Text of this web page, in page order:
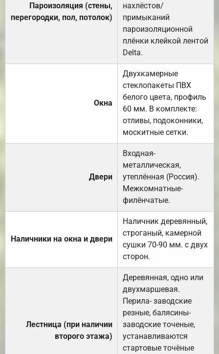
Пароизоляция (стены,
перегородки, пол, потолок)
нахлёстов/
примыканий
пароизоляционной
плёнки клейкой лентой
Delta.
Окна
Двухкамерные
стеклопакеты ПВХ
белого цвета, профиль
60 мм. В комплекте:
отливы, подоконники,
москитные сетки.
Двери
Входная-
металлическая,
утеплённая (Россия).
Межкомнатные-
филёнчатые.
Наличники на окна и двери
Наличник деревянный,
строганый, камерной
сушки 70-90 мм. с двух
сторон.
Лестница (при наличии
второго этажа)
Деревянная, одно или
двухмаршевая.
Перила- заводские
резные, балясины-
заводские точеные,
устанавливаются
стартовые точёные